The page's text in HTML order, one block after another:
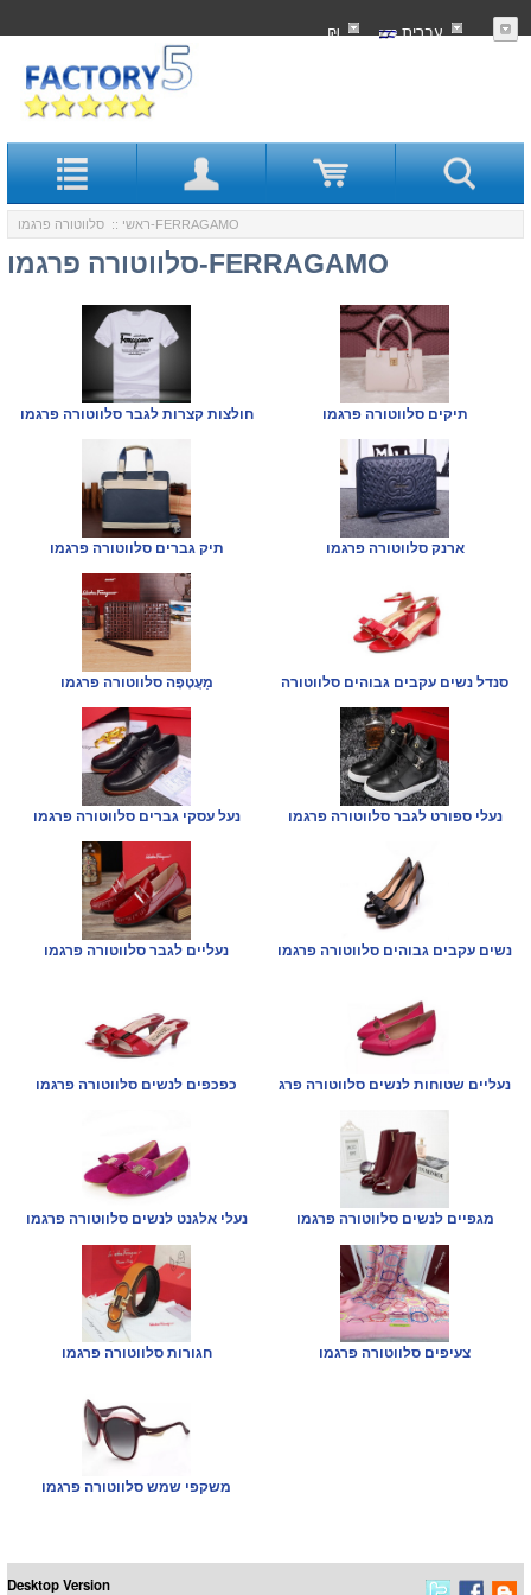
עִברִית ₪
ראשי:: סלווטורה פרגמו-FERRAGAMO
סלווטורה פרגמו-FERRAGAMO
חולצות קצרות לגבר סלווטורה פרגמו תיקים סלווטורה פרגמו
תיק גברים סלווטורה פרגמו ארנק סלווטורה פרגמו
מַעֲטָפָה סלווטורה פרגמו סנדל נשים עקבים גבוהים סלווטורה
נעל עסקי גברים סלווטורה פרגמו נעלי ספורט לגבר סלווטורה פרגמו
נעליים לגבר סלווטורה פרגמו נשים עקבים גבוהים סלווטורה פרגמו
כפכפים לנשים סלווטורה פרגמו נעליים שטוחות לנשים סלווטורה פרג
נעלי אלגנט לנשים סלווטורה פרגמו מגפיים לנשים סלווטורה פרגמו
חגורות סלווטורה פרגמו צעיפים סלווטורה פרגמו
משקפי שמש סלווטורה פרגמו
Desktop Version